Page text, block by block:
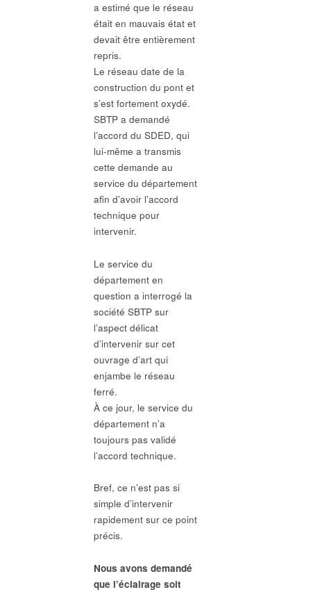
a estimé que le réseau
était en mauvais état et
devait être entièrement
repris.
Le réseau date de la
construction du pont et
s’est fortement oxydé.
SBTP a demandé
l’accord du SDED, qui
lui-même a transmis
cette demande au
service du département
afin d’avoir l’accord
technique pour
intervenir.
Le service du
département en
question a interrogé la
société SBTP sur
l’aspect délicat
d’intervenir sur cet
ouvrage d’art qui
enjambe le réseau
ferré.
À ce jour, le service du
département n’a
toujours pas validé
l’accord technique.
Bref, ce n’est pas si
simple d’intervenir
rapidement sur ce point
précis.
Nous avons demandé
que l’éclairage soit